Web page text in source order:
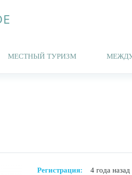
МЕСТНЫЙ ТУРИЗМ
Регистрация: 4 года назад